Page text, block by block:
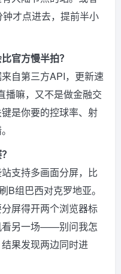
才点进去，提前半小
官方慢半拍？
自第三方API，更新速
播嘛，又不是做金融交
是你要的控球率、射
支持多画面分屏，比
B组巴西对克罗地亚。
屏得开两个浏览器标
看另一场——别问我怎
果发现两边同时进